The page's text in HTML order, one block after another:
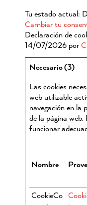
Tu estado actual:
Cambiar tu
Declaración de
14/07/2026 por
Necesario (3)
Las cookies
web utilizable
navegación en la
de la página
funcionar
Nombre
CookieCo